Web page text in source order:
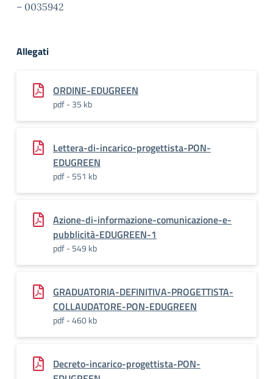
– 0035942
Allegati
ORDINE-EDUGREEN
pdf - 35 kb
Lettera-di-incarico-progettista-PON-
EDUGREEN
pdf - 551 kb
Azione-di-informazione-comunicazione-e-
pubblicità-EDUGREEN-1
pdf - 549 kb
GRADUATORIA-DEFINITIVA-PROGETTISTA-
COLLAUDATORE-PON-EDUGREEN
pdf - 460 kb
Decreto-incarico-progettista-PON-